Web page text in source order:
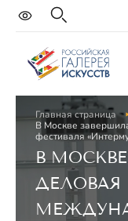
Главная страница
В Москве
фестиваля
В